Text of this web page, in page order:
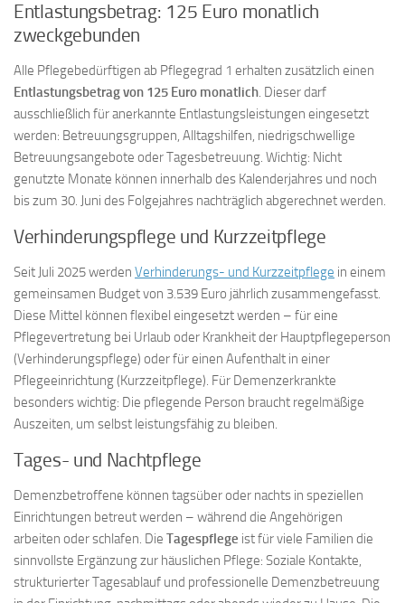
Entlastungsbetrag: 125 Euro monatlich
zweckgebunden
Alle Pflegebedürftigen ab Pflegegrad 1 erhalten zusätzlich einen
Entlastungsbetrag von 125 Euro monatlich. Dieser darf
ausschließlich für anerkannte Entlastungsleistungen eingesetzt
werden: Betreuungsgruppen, Alltagshilfen, niedrigschwellige
Betreuungsangebote oder Tagesbetreuung. Wichtig: Nicht
genutzte Monate können innerhalb des Kalenderjahres und noch
bis zum 30. Juni des Folgejahres nachträglich abgerechnet werden.
Verhinderungspflege und Kurzzeitpflege
Seit Juli 2025 werden Verhinderungs- und Kurzzeitpflege in einem
gemeinsamen Budget von 3.539 Euro jährlich zusammengefasst.
Diese Mittel können flexibel eingesetzt werden – für eine
Pflegevertretung bei Urlaub oder Krankheit der Hauptpflegeperson
(Verhinderungspflege) oder für einen Aufenthalt in einer
Pflegeeinrichtung (Kurzzeitpflege). Für Demenzerkrankte
besonders wichtig: Die pflegende Person braucht regelmäßige
Auszeiten, um selbst leistungsfähig zu bleiben.
Tages- und Nachtpflege
Demenzbetroffene können tagsüber oder nachts in speziellen
Einrichtungen betreut werden – während die Angehörigen
arbeiten oder schlafen. Die Tagespflege ist für viele Familien die
sinnvollste Ergänzung zur häuslichen Pflege: Soziale Kontakte,
strukturierter Tagesablauf und professionelle Demenzbetreuung